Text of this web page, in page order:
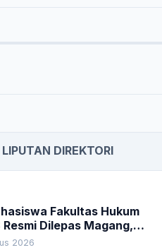
LIPUTAN DIREKTORI
Fakultas Hukum
Resmi Dilepas Magang,
Titip Empat Pesan
2026